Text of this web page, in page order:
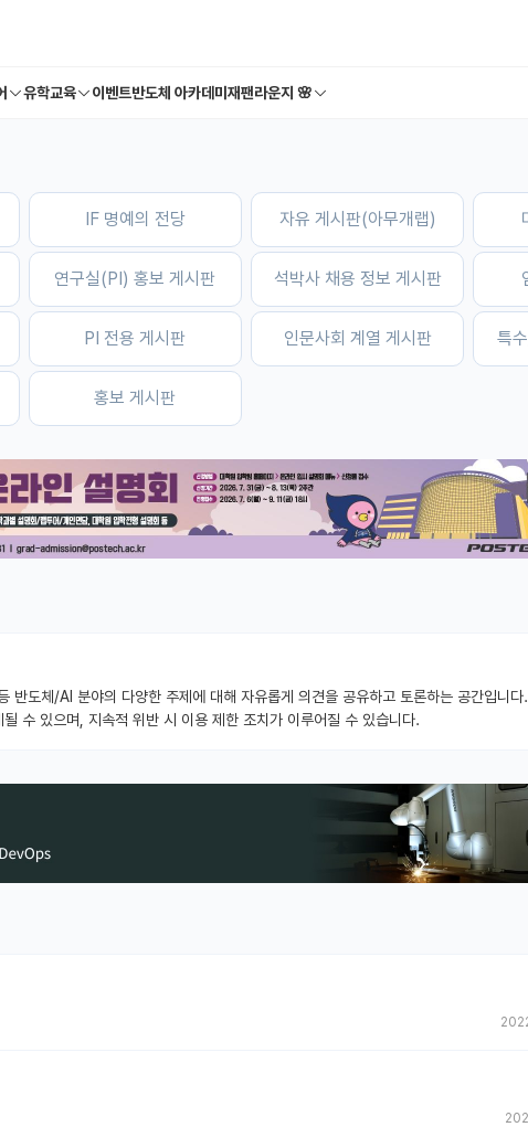
유학교육 이벤트반도체 아카데미 재팬라운지 🌸
IF 명예의 전당 자유 게시판(아무개랩)
연구실(PI) 홍보 게시판 석박사 채용 정보 게시판
PI 전용 게시판 인문사회 계열 게시판 특
홍보 게시판
반도체/AI 분야의 다양한 주제에 대해 자유롭게 의견을 공유하고 토론하는 공간입니다
수 있으며, 지속적 위반 시 이용 제한 조치가 이루어질 수 있습니다.